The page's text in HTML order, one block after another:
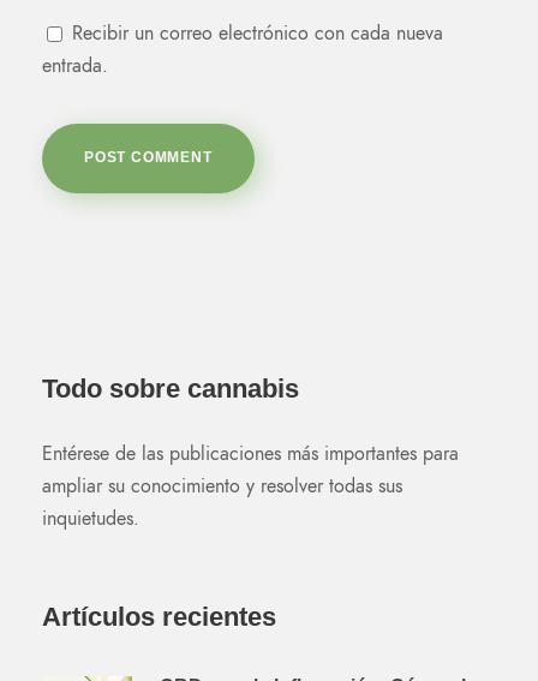
Recibir un correo electrónico con cada nueva
entrada.
Todo sobre cannabis
Entérese de las publicaciones más importantes para
ampliar su conocimiento y resolver todas sus
inquietudes.
Artículos recientes